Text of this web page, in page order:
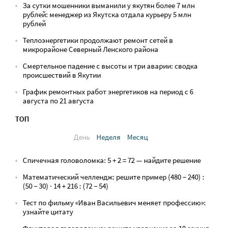
За сутки мошенники выманили у якутян более 7 млн
рублей: менеджер из Якутска отдала курьеру 5 млн
рублей
Теплоэнергетики продолжают ремонт сетей в
микрорайоне Северный Ленского района
Смертельное падение с высоты и три аварии: сводка
происшествий в Якутии
График ремонтных работ энергетиков на период с 6
августа по 21 августа
ТОП
День
Неделя Месяц
Спичечная головоломка: 5 + 2 = 72 — найдите решение
Математический челлендж: решите пример (480 − 240) :
(50 − 30) · 14 + 216 : (72 − 54)
Тест по фильму «Иван Васильевич меняет профессию»:
узнайте цитату